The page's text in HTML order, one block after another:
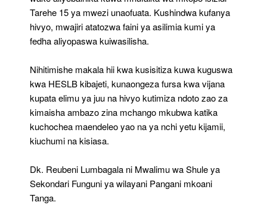
Tarehe 15 ya mwezi unaofuata. Kushindwa kufanya
hivyo, mwajiri atatozwa faini ya asilimia kumi ya
fedha aliyopaswa kuiwasilisha.
Nihitimishe makala hii kwa kusisitiza kuwa kuguswa
kwa HESLB kibajeti, kunaongeza fursa kwa vijana
kupata elimu ya juu na hivyo kutimiza ndoto zao za
kimaisha ambazo zina mchango mkubwa katika
kuchochea maendeleo yao na ya nchi yetu kijamii,
kiuchumi na kisiasa.
Dk. Reubeni Lumbagala ni Mwalimu wa Shule ya
Sekondari Funguni ya wilayani Pangani mkoani
Tanga.